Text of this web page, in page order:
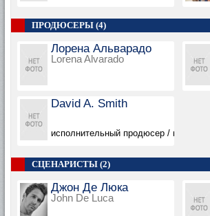
ПРОДЮСЕРЫ (4)
Лорена Альварадо
Lorena Alvarado
David A. Smith
исполнительный продюсер / продюсер
СЦЕНАРИСТЫ (2)
Джон Де Люка
John De Luca